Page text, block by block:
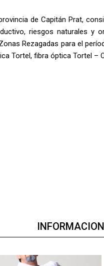
de Capitán Prat,
riesgos naturales y
Rezagadas para el
Tortel, fibra óptica Tortel –